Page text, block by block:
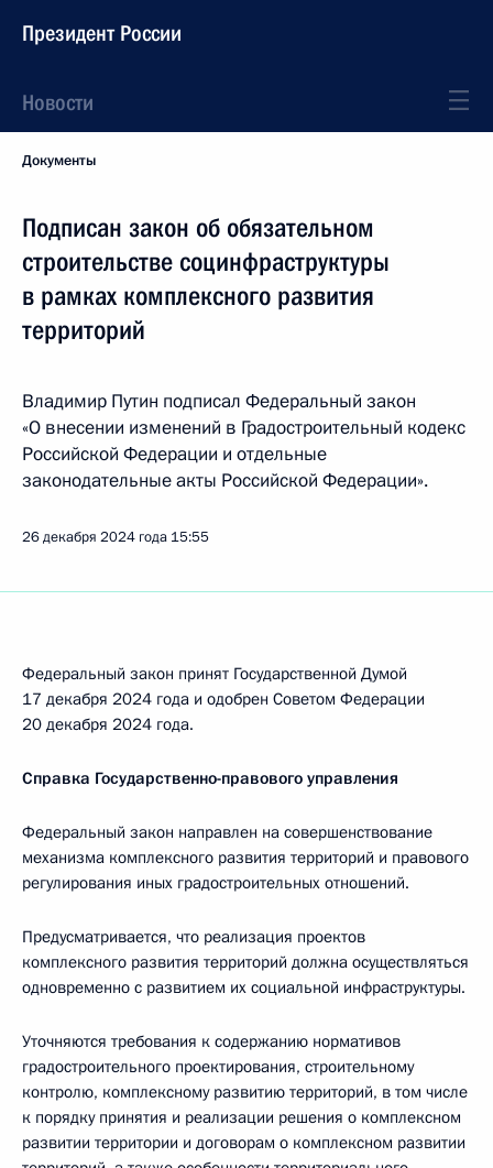
Президент России
Новости
Документы
Подписан закон об обязательном
строительстве социнфраструктуры
в рамках комплексного развития
территорий
Владимир Путин подписал Федеральный закон
«О внесении изменений в Градостроительный кодекс
Российской Федерации и отдельные
законодательные акты Российской Федерации».
26 декабря 2024 года 15:55
Федеральный закон принят Государственной Думой
17 декабря 2024 года и одобрен Советом Федерации
20 декабря 2024 года.
Справка Государственно-правового управления
Федеральный закон направлен на совершенствование
механизма комплексного развития территорий и правового
регулирования иных градостроительных отношений.
Предусматривается, что реализация проектов
комплексного развития территорий должна осуществляться
одновременно с развитием их социальной инфраструктуры.
Уточняются требования к содержанию нормативов
градостроительного проектирования, строительному
контролю, комплексному развитию территорий, в том числе
к порядку принятия и реализации решения о комплексном
развитии территории и договорам о комплексном развитии